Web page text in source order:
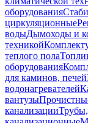
оборудования
циркуляционные
водыДымоходы и
техникой
теплого пола
оборудования
для каминов, печей
водонагревателей
вантузы
канализации